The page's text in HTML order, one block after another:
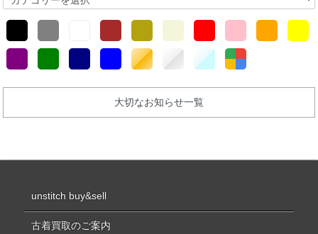
大切なお知らせ一覧
unstitch buy&sell
古着買取のご案内